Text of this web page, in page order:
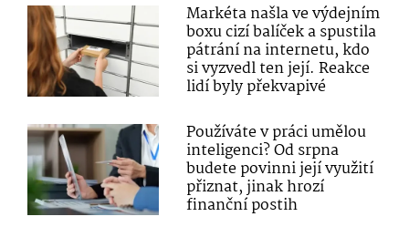
Markéta našla ve výdejním
boxu cizí balíček a spustila
pátrání na internetu, kdo
si vyzvedl ten její. Reakce
lidí byly překvapivé
Používáte v práci umělou
inteligenci? Od srpna
budete povinni její využití
přiznat, jinak hrozí
finanční postih